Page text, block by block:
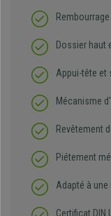
Dossier haut
Appui-tête et
Mécanisme
Revêtement
Piétement
Adapté à
Certificat DIN